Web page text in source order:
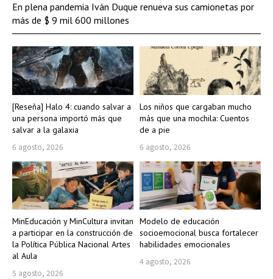
[Reseña] Halo 4: cuando salvar a
una persona importó más que
salvar a la galaxia
6 agosto, 2026
Los niños que cargaban mucho
más que una mochila: Cuentos
de a pie
6 agosto, 2026
MinEducación y MinCultura invitan
a participar en la construcción de
la Política Pública Nacional Artes
al Aula
5 agosto, 2026
Modelo de educación
socioemocional busca fortalecer
habilidades emocionales
4 agosto, 2026
En plena pandemia Iván Duque renueva sus camionetas por
más de $ 9 mil 600 millones